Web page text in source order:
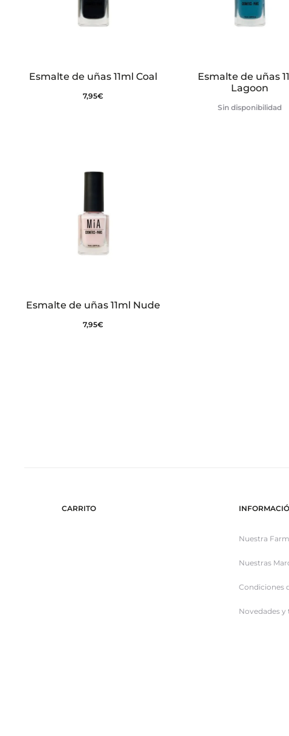
Esmalte de uñas 11ml Coal
7,95€
Esmalte de uñas
Lagoon
Sin disponibilidad
Esmalte de uñas 11ml Nude
7,95€
CARRITO
Nuestra
Nuestras
Condiciones
Novedades